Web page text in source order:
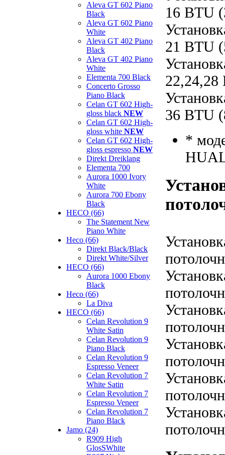
Aleva GT 602 Piano
Black
Aleva GT 602 Piano
White
Aleva GT 402 Piano
Black
Aleva GT 402 Piano
White
Elementa 700 Black
Concerto Grosso
Piano Black
Celan GT 602 High-
gloss black NEW
Celan GT 602 High-
gloss white NEW
Celan GT 602 High-
gloss espresso NEW
Direkt Dreiklang
Elementa 700
Aurora 1000 Ivory
White
Aurora 700 Ebony
Black
HECO (66)
The Statement New
Piano White
Heco (66)
Direkt Black/Black
Direkt White/Silver
HECO (66)
Aurora 1000 Ebony
Black
Heco (66)
La Diva
HECO (66)
Celan Revolution 9
White Satin
Celan Revolution 9
Piano Black
Celan Revolution 9
Espresso Veneer
Celan Revolution 7
White Satin
Celan Revolution 7
Espresso Veneer
Celan Revolution 7
Piano Black
Jamo (24)
R909 High
GlosSWhite
16 BTU
21 BTU
36 BTU
*